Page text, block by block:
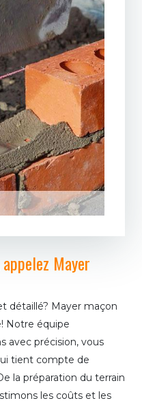
Mayer
détaillé? Mayer maçon
Notre équipe
avec précision, vous
tient compte de
la préparation du terrain
les coûts et les